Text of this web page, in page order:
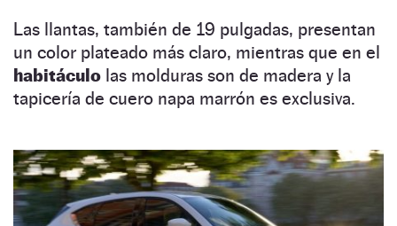
Las llantas, también de 19 pulgadas, presentan
un color plateado más claro, mientras que en el
habitáculo las molduras son de madera y la
tapicería de cuero napa marrón es exclusiva.